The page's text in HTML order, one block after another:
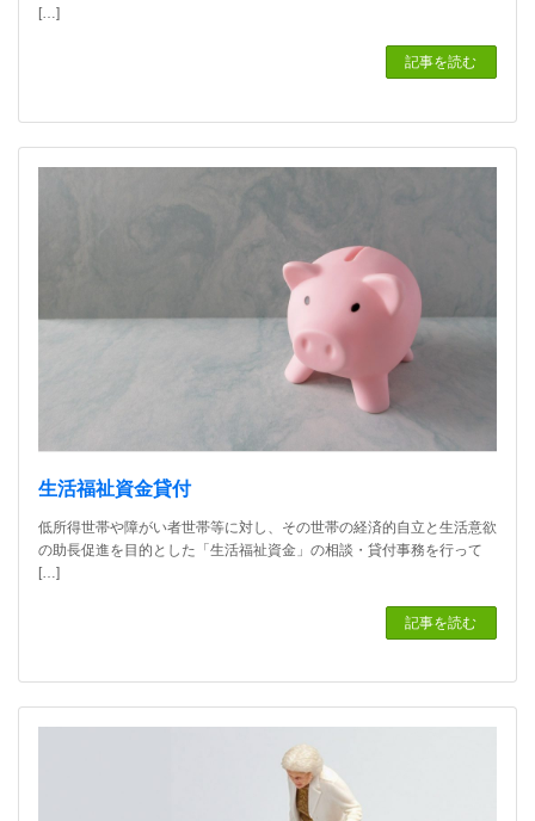
[…]
記事を読む
生活福祉資金貸付
低所得世帯や障がい者世帯等に対し、その世帯の経済的自立と生活意欲
の助長促進を目的とした「生活福祉資金」の相談・貸付事務を行って
[…]
記事を読む